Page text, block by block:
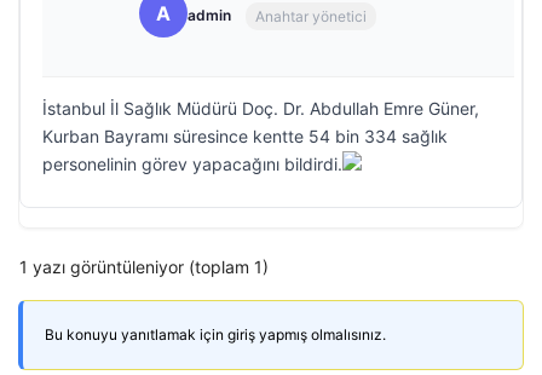
A admin Anahtar yönetici
İstanbul İl Sağlık Müdürü Doç. Dr. Abdullah Emre Güner,
Kurban Bayramı süresince kentte 54 bin 334 sağlık
personelinin görev yapacağını bildirdi.
1 yazı görüntüleniyor (toplam 1)
Bu konuyu yanıtlamak için giriş yapmış olmalısınız.